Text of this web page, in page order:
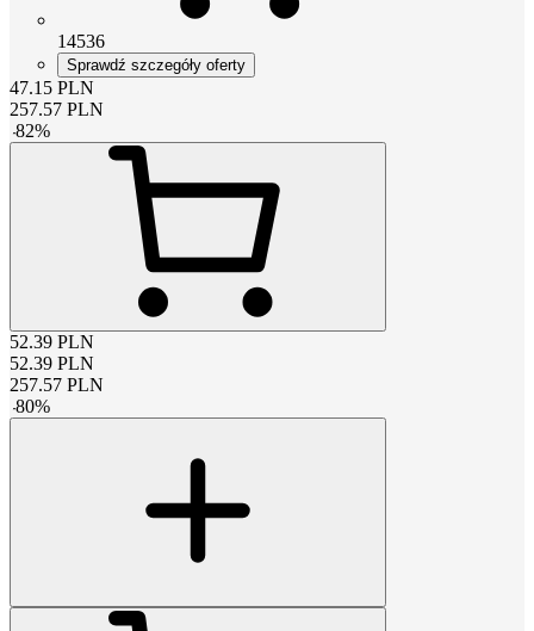
14536
Sprawdź szczegóły oferty
47.15 PLN
257.57 PLN
-82%
52.39 PLN
52.39 PLN
257.57 PLN
-80%